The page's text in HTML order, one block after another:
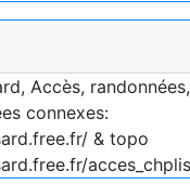
Accès,
connexes:
& topo